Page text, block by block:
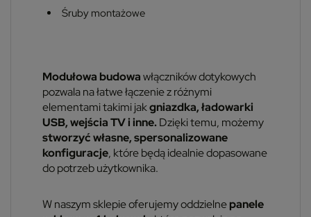
Śruby montażowe
Modułowa budowawłączników dotykowych
pozwala na łatwe łączenie z różnymi
elementami takimi jakgniazdka, ładowarki
USB, wejścia TV i inne. Dzięki temu, możemy
stworzyć własne, spersonalizowane
konfiguracje, które będą idealnie dopasowane
do potrzeb użytkownika.
W naszym sklepie oferujemy oddzielnepanele